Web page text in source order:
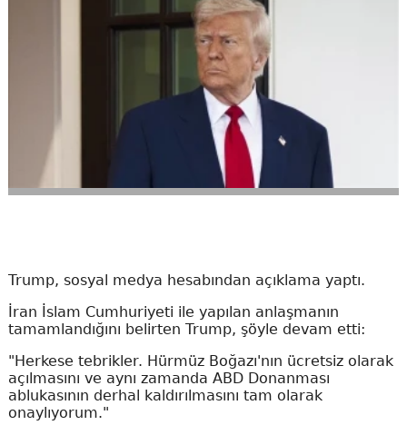
Trump, sosyal medya hesabından açıklama yaptı.
İran İslam Cumhuriyeti ile yapılan anlaşmanın
tamamlandığını belirten Trump, şöyle devam etti:
"Herkese tebrikler. Hürmüz Boğazı'nın ücretsiz olarak
açılmasını ve aynı zamanda ABD Donanması
ablukasının derhal kaldırılmasını tam olarak
onaylıyorum."